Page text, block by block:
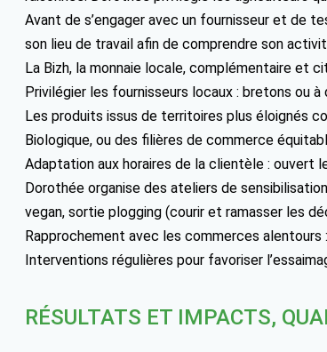
Avant de s’engager avec un fournisseur et de
son lieu de travail afin de comprendre son
La Bizh, la monnaie locale, complémentaire et
Privilégier les fournisseurs locaux : bretons ou
Les produits issus de territoires plus éloignés
Biologique, ou des filières de commerce
Adaptation aux horaires de la clientèle : ouvert
Dorothée organise des ateliers de
vegan, sortie plogging (courir et ramasser les
Rapprochement avec les commerces
Interventions régulières pour favoriser
RÉSULTATS ET IMPACTS,